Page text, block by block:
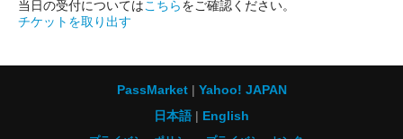
当日の受付についてはこちらをご確認ください。
チケットを取り出す
PassMarket
Yahoo! JAPAN
日本語
English